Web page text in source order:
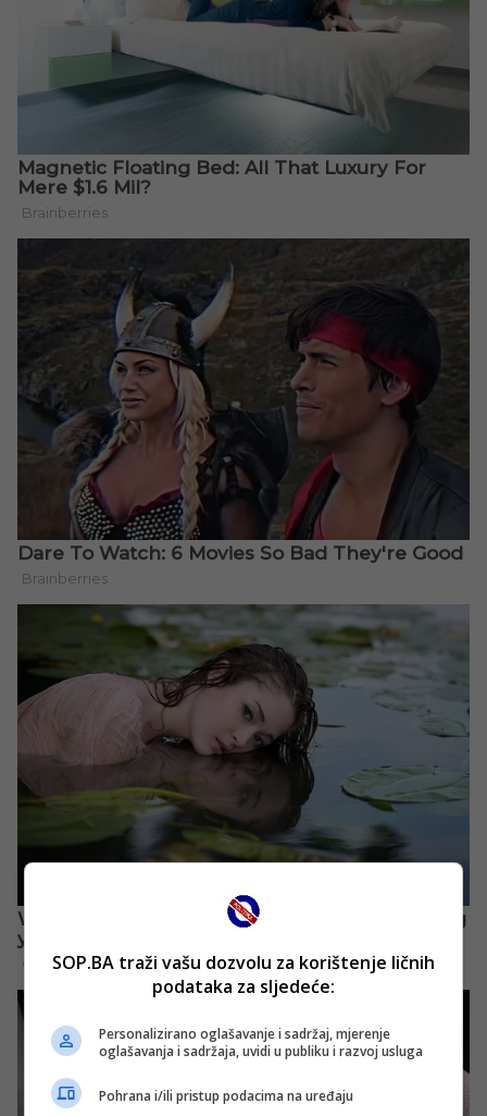
SOP.BA traži vašu dozvolu za korištenje ličnih
podataka za sljedeće:
Personalizirano oglašavanje i sadržaj, mjerenje
oglašavanja i sadržaja, uvidi u publiku i razvoj usluga
Pohrana i/ili pristup podacima na uređaju